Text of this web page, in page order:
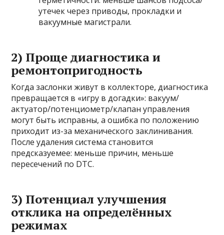
утечек через приводы, прокладки и
вакуумные магистрали.
2) Проще диагностика и
ремонтопригодность
Когда заслонки живут в коллекторе, диагностика
превращается в «игру в догадки»: вакуум/
актуатор/потенциометр/клапан управления
могут быть исправны, а ошибка по положению
приходит из-за механического заклинивания.
После удаления система становится
предсказуемее: меньше причин, меньше
пересечений по DTC.
3) Потенциал улучшения
отклика на определённых
режимах